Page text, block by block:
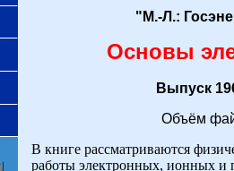
"М.-Л.:
Основы
Выпуск
Объём
В книге рассматриваются
работы электронных, ионных и